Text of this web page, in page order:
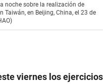
noche sobre la realización de
Taiwán, en Beijing, China, el 23 de
viernes los ejercicios